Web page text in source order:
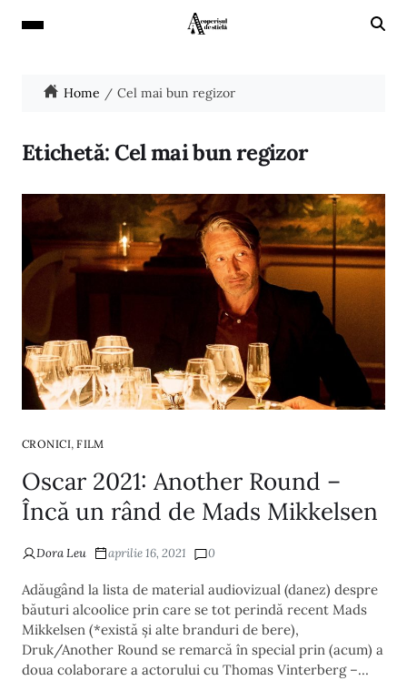
Home Cel mai bun regizor
Etichetă:Cel mai bun regizor
CRONICI,FILM
Oscar 2021: Another Round –
Încă un rând de Mads Mikkelsen
Dora Leu aprilie 16, 2021 0
Adăugând la lista de material audiovizual (danez) despre
băuturi alcoolice prin care se tot perindă recent Mads
Mikkelsen (*există și alte branduri de bere),
Druk/Another Round se remarcă în special prin (acum) a
doua colaborare a actorului cu Thomas Vinterberg –…